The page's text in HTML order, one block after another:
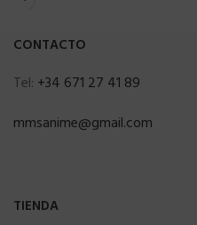
CONTACTO
Tel: +34 671 27 41 89
mmsanime@gmail.com
TIENDA